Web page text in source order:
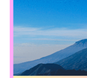
BENGALI NAMES
BENGALI STORIES